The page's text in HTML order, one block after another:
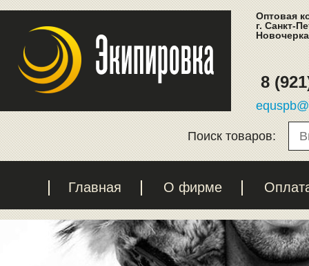
Оптовая
г. Санкт-
8
Поиск товаров:
Главная О фирме